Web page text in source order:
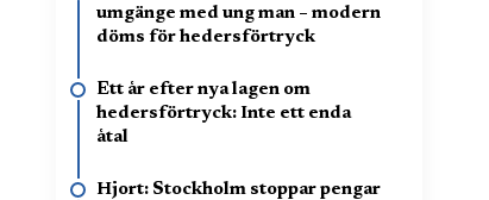
umgänge med ung man – modern
döms för hedersförtryck
Ett år efter nya lagen om
hedersförtryck: Inte ett enda
åtal
Hjort: Stockholm stoppar pengar